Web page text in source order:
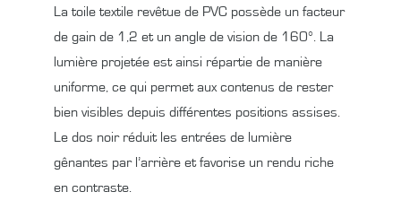
La toile textile revêtue de PVC possède un facteur
de gain de 1,2 et un angle de vision de 160°. La
lumière projetée est ainsi répartie de manière
uniforme, ce qui permet aux contenus de rester
bien visibles depuis différentes positions assises.
Le dos noir réduit les entrées de lumière
gênantes par l’arrière et favorise un rendu riche
en contraste.